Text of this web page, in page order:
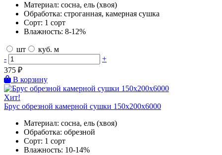
Материал: сосна, ель (хвоя)
Обработка: строганная, камерная сушка
Сорт: 1 сорт
Влажность: 8-12%
шт
куб. м
-
+
375 ₽
В корзину
Хит!
Брус обрезной камерной сушки 150х200х6000
Материал: сосна, ель (хвоя)
Обработка: обрезной
Сорт: 1 сорт
Влажность: 10-14%